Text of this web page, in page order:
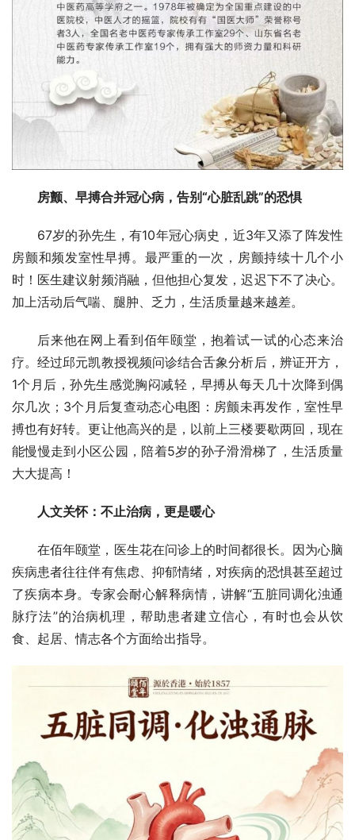
房颤、早搏合并冠心病，告别“心脏乱跳”的恐惧
67岁的孙先生，有10年冠心病史，近3年又添了阵发性
房颤和频发室性早搏。最严重的一次，房颤持续十几个小
时！医生建议射频消融，但他担心复发，迟迟下不了决心。
加上活动后气喘、腿肿、乏力，生活质量越来越差。
后来他在网上看到佰年颐堂，抱着试一试的心态来治
疗。经过邱元凯教授视频问诊结合舌象分析后，辨证开方，
1个月后，孙先生感觉胸闷减轻，早搏从每天几十次降到偶
尔几次；3个月后复查动态心电图：房颤未再发作，室性早
搏也有好转。更让他高兴的是，以前上三楼要歇两回，现在
能慢慢走到小区公园，陪着5岁的孙子滑滑梯了，生活质量
大大提高！
人文关怀：不止治病，更是暖心
在佰年颐堂，医生花在问诊上的时间都很长。因为心脑
疾病患者往往伴有焦虑、抑郁情绪，对疾病的恐惧甚至超过
了疾病本身。专家会耐心解释病情，讲解“五脏同调化浊通
脉疗法”的治病机理，帮助患者建立信心，有时也会从饮
食、起居、情志各个方面给出指导。